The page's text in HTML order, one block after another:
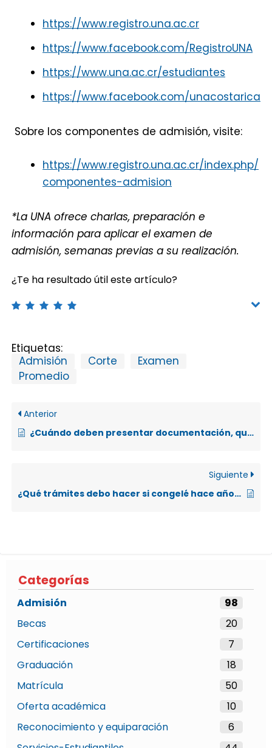
Categorías
Admisión
98
Becas
20
Certificaciones
7
Graduación
18
Matrícula
50
Oferta académica
10
Reconocimiento y equiparación
6
https://www.registro.una.ac.cr
https://www.facebook.com/RegistroUNA
https://www.una.ac.cr/estudiantes
https://www.facebook.com/unacostarica
Sobre los componentes de admisión, visite:
https://www.registro.una.ac.cr/index.php/
componentes-admision
*La UNA ofrece charlas, preparación e
información para aplicar el examen de
admisión, semanas previas a su realización.
¿Te ha resultado útil este artículo?
Etiquetas:
Admisión
Corte
Examen
Promedio
Anterior
¿Cuándo deben presentar documentación, quienes ganan el examen de admisión?
Siguiente
¿Qué trámites debo hacer si congelé hace años el resultado de la prueba de admisión y ahora deseo ingresar a la UNA?